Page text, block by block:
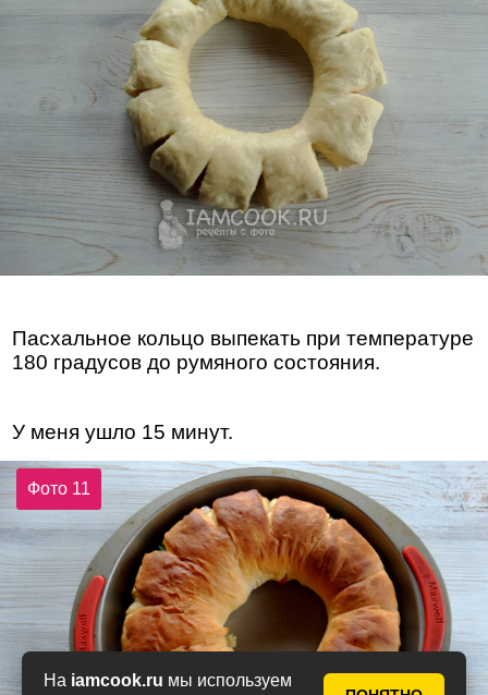
На iamcook.ru мы используем
Пасхальное кольцо выпекать при температуре
180 градусов до румяного состояния.
У меня ушло 15 минут.
Фото 11